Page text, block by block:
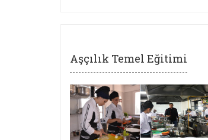
Aşçılık Temel Eğitimi